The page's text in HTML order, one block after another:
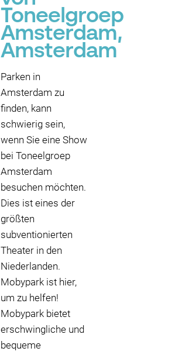
Toneelgroep
Amsterdam,
Amsterdam
Parken in
Amsterdam zu
finden, kann
schwierig sein,
wenn Sie eine Show
bei Toneelgroep
Amsterdam
besuchen möchten.
Dies ist eines der
größten
subventionierten
Theater in den
Niederlanden.
Mobypark ist hier,
um zu helfen!
Mobypark bietet
erschwingliche und
bequeme